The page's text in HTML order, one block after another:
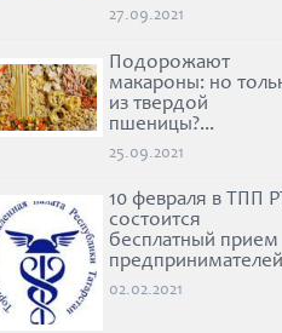
27.09.2021
Подорожают
макароны: но
из твердой
пшеницы?...
25.09.2021
10 февраля в ТПП
состоится
бесплатный прием
02.02.2021